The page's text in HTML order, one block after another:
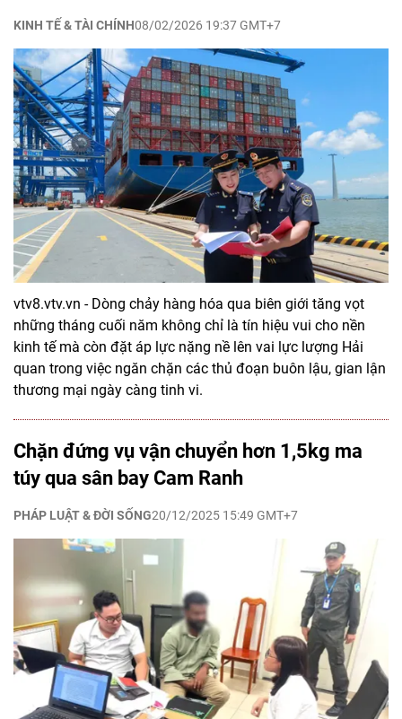
KINH TẾ & TÀI CHÍNH08/02/2026 19:37 GMT+7
vtv8.vtv.vn - Dòng chảy hàng hóa qua biên giới tăng vọt
những tháng cuối năm không chỉ là tín hiệu vui cho nền
kinh tế mà còn đặt áp lực nặng nề lên vai lực lượng Hải
quan trong việc ngăn chặn các thủ đoạn buôn lậu, gian lận
thương mại ngày càng tinh vi.
Chặn đứng vụ vận chuyển hơn 1,5kg ma
túy qua sân bay Cam Ranh
PHÁP LUẬT & ĐỜI SỐNG20/12/2025 15:49 GMT+7